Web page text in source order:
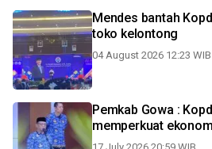
Mendes bantah Kopdes
toko kelontong
04 August 2026 12:23 WIB
Pemkab Gowa :
memperkuat